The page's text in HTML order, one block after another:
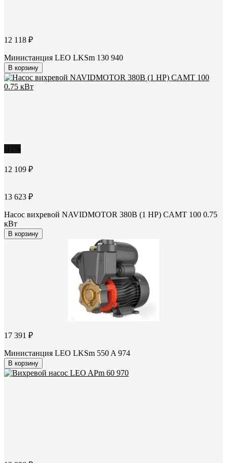
12 118 ₽
Министанция LEO LKSm 130 940
В корзину
12 109 ₽
13 623 ₽
Насос вихревой NAVIDMOTOR 380В (1 HP) CAMT 100 0.75
кВт
В корзину
17 391 ₽
Министанция LEO LKSm 550 A 974
В корзину